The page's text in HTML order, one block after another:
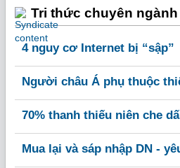
Tri thức chuyên ngành
4 nguy cơ Internet bị “sập”
Người châu Á phụ thuộc
70% thanh thiếu niên che
Mua lại và sáp nhập DN -